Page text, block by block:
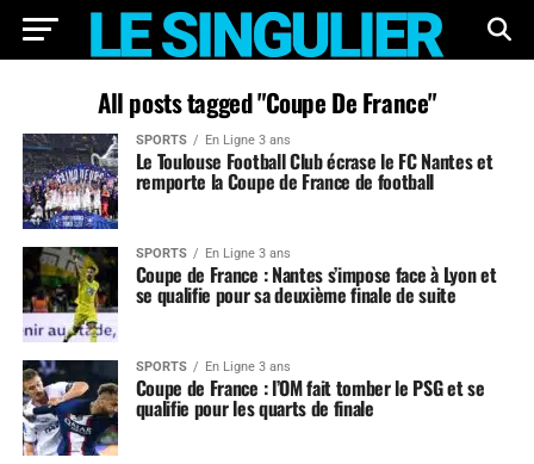
All posts tagged "Coupe De France"
SPORTS En Ligne 3 ans
Le Toulouse Football Club écrase le FC Nantes et
remporte la Coupe de France de football
SPORTS En Ligne 3 ans
Coupe de France : Nantes s’impose face à Lyon et
se qualifie pour sa deuxième finale de suite
SPORTS En Ligne 3 ans
Coupe de France : l’OM fait tomber le PSG et se
qualifie pour les quarts de finale